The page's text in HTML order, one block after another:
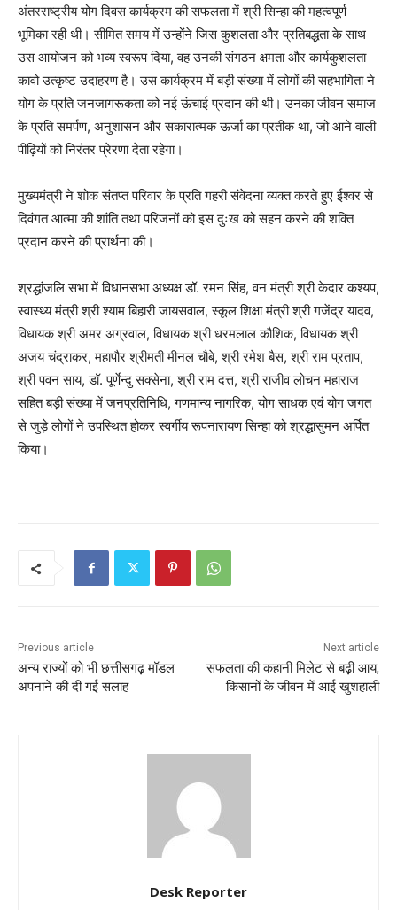
अंतरराष्ट्रीय योग दिवस कार्यक्रम की सफलता में श्री सिन्हा की महत्वपूर्ण
भूमिका रही थी। सीमित समय में उन्होंने जिस कुशलता और प्रतिबद्धता के साथ
उस आयोजन को भव्य स्वरूप दिया, वह उनकी संगठन क्षमता और कार्यकुशलता
कावो उत्कृष्ट उदाहरण है। उस कार्यक्रम में बड़ी संख्या में लोगों की सहभागिता ने
योग के प्रति जनजागरूकता को नई ऊंचाई प्रदान की थी। उनका जीवन समाज
के प्रति समर्पण, अनुशासन और सकारात्मक ऊर्जा का प्रतीक था, जो आने वाली
पीढ़ियों को निरंतर प्रेरणा देता रहेगा।
मुख्यमंत्री ने शोक संतप्त परिवार के प्रति गहरी संवेदना व्यक्त करते हुए ईश्वर से
दिवंगत आत्मा की शांति तथा परिजनों को इस दुःख को सहन करने की शक्ति
प्रदान करने की प्रार्थना की।
श्रद्धांजलि सभा में विधानसभा अध्यक्ष डॉ. रमन सिंह, वन मंत्री श्री केदार कश्यप,
स्वास्थ्य मंत्री श्री श्याम बिहारी जायसवाल, स्कूल शिक्षा मंत्री श्री गजेंद्र यादव,
विधायक श्री अमर अग्रवाल, विधायक श्री धरमलाल कौशिक, विधायक श्री
अजय चंद्राकर, महापौर श्रीमती मीनल चौबे, श्री रमेश बैस, श्री राम प्रताप,
श्री पवन साय, डॉ. पूर्णेन्दु सक्सेना, श्री राम दत्त, श्री राजीव लोचन महाराज
सहित बड़ी संख्या में जनप्रतिनिधि, गणमान्य नागरिक, योग साधक एवं योग जगत
से जुड़े लोगों ने उपस्थित होकर स्वर्गीय रूपनारायण सिन्हा को श्रद्धासुमन अर्पित
किया।
Previous article
अन्य राज्यों को भी छत्तीसगढ़ मॉडल
अपनाने की दी गई सलाह
Next article
सफलता की कहानी मिलेट से बढ़ी आय,
किसानों के जीवन में आई खुशहाली
Desk Reporter